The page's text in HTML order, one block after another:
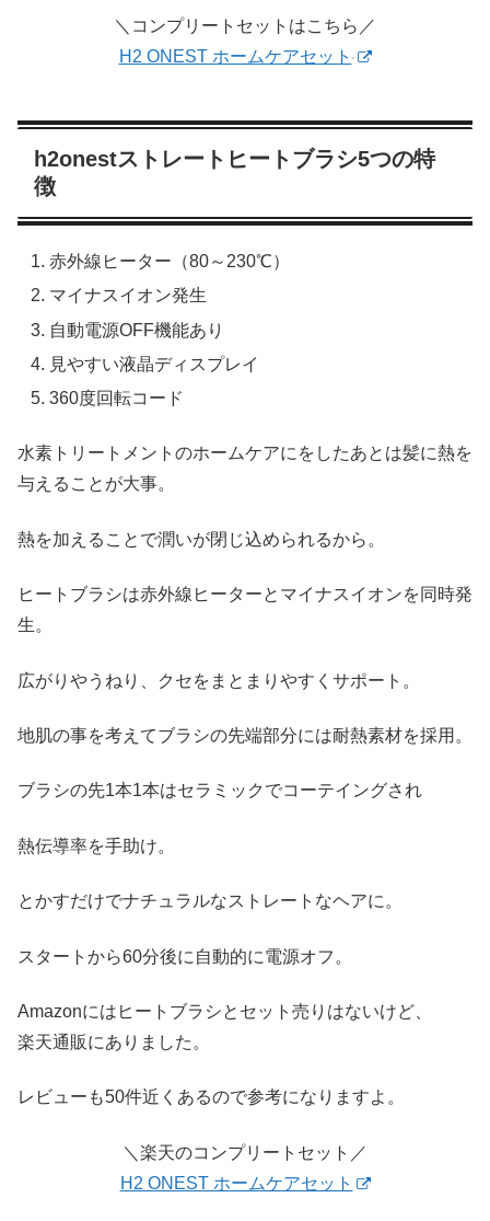
＼コンプリートセットはこちら／
H2 ONEST ホームケアセット
h2onestストレートヒートブラシ5つの特
徴
赤外線ヒーター（80～230℃）
マイナスイオン発生
自動電源OFF機能あり
見やすい液晶ディスプレイ
360度回転コード
水素トリートメントのホームケアにをしたあとは髪に熱を
与えることが大事。
熱を加えることで潤いが閉じ込められるから。
ヒートブラシは赤外線ヒーターとマイナスイオンを同時発
生。
広がりやうねり、クセをまとまりやすくサポート。
地肌の事を考えてブラシの先端部分には耐熱素材を採用。
ブラシの先1本1本はセラミックでコーテイングされ
熱伝導率を手助け。
とかすだけでナチュラルなストレートなヘアに。
スタートから60分後に自動的に電源オフ。
Amazonにはヒートブラシとセット売りはないけど、
楽天通販にありました。
レビューも50件近くあるので参考になりますよ。
＼楽天のコンプリートセット／
H2 ONEST ホームケアセット